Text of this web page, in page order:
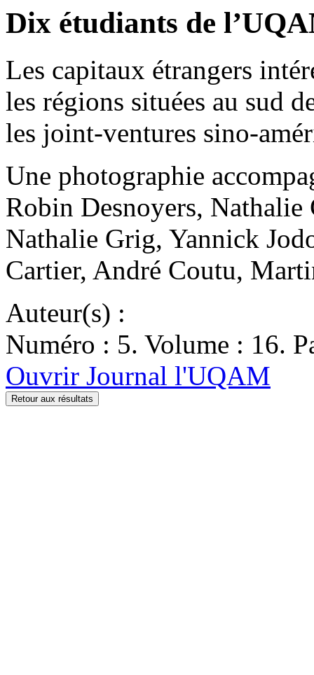
Dix étudiants de
Les capitaux étrangers
les régions situées au sud
les joint-ventures sino-
Une photographie
Robin Desnoyers,
Nathalie Grig, Yannick
Cartier, André Coutu,
Auteur(s) :
Numéro : 5. Volume : 16.
Ouvrir Journal l'UQAM
Retour aux résultats